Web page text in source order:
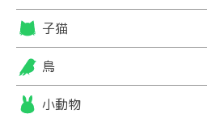
子猫
鳥
小動物